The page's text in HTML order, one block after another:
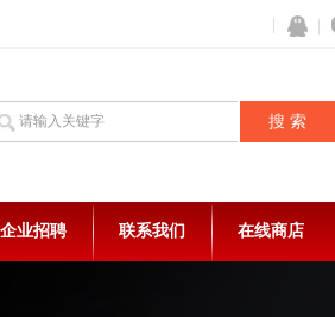
企业招聘 联系我们 在线商店